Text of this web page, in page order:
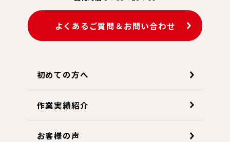
よくあるご質問＆お問い合わせ
初めての方へ
作業実績紹介
お客様の声